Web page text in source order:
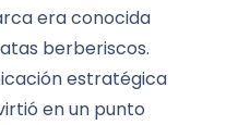
era conocida
berberiscos.
estratégica
en un punto